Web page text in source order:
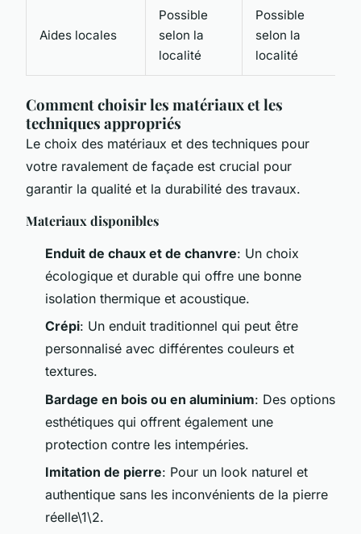
Aides locales
Possible
selon la
localité
Possible
selon la
localité
Comment choisir les matériaux et les
techniques appropriés
Le choix des matériaux et des techniques pour
votre ravalement de façade est crucial pour
garantir la qualité et la durabilité des travaux.
Materiaux disponibles
Enduit de chaux et de chanvre: Un choix
écologique et durable qui offre une bonne
isolation thermique et acoustique.
Crépi: Un enduit traditionnel qui peut être
personnalisé avec différentes couleurs et
textures.
Bardage en bois ou en aluminium: Des options
esthétiques qui offrent également une
protection contre les intempéries.
Imitation de pierre: Pour un look naturel et
authentique sans les inconvénients de la pierre
réelle\1\2.